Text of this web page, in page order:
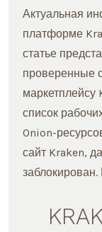
Актуальная
платформе
статье
проверенные
маркетплейсу
список
Onion-
сайт Kraken,